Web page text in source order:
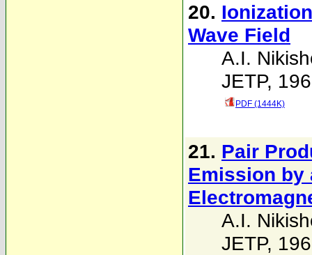
20.
Wave Field
A.I.
JETP,
PDF (1444K)
21. Pair
Emission by
A.I.
JETP,